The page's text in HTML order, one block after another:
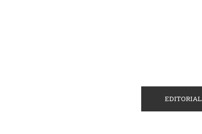
EDITORIAL